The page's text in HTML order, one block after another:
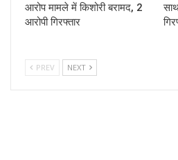
आरोप मामले में किशोरी बरामद, 2
आरोपी गिरफ्तार
PREV NEXT